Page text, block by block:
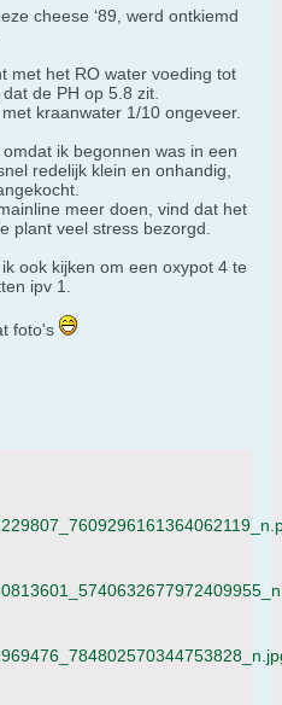
cheese ‘89, werd ontkiemd
met het RO water voeding tot
de PH op 5.8 zit.
kraanwater 1/10 ongeveer.
ik begonnen was in een
redelijk klein en onhandig,
meer doen, vind dat het
plant veel stress bezorgd.
ook kijken om een oxypot 4 te
ipv 1.
foto's